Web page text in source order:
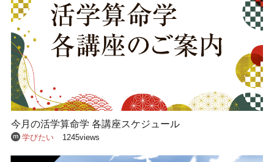
今月の活学算命学 各講座スケジュール
学びたい 1245views